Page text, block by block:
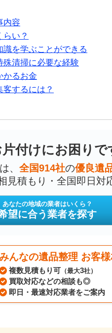
内容
い？
を学ぶことができる
清掃に必要な経験
かるお金
するには？
付けにお困りで
、 全国914社の優良遺
見積もり・全国即日対
あなたの地域の業者はいくら？
望に合う業者を探す
んなの遺品整理 お客
複数見積もり可 （最大3社）
買取対応などの相談も◎
即日・最速対応業者をご案内